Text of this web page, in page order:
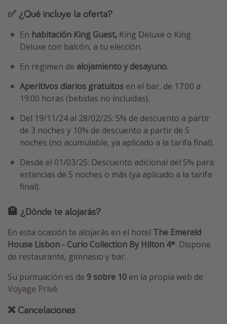
✅ ¿Qué incluye la oferta?
En habitación King Guest, King Deluxe o King
Deluxe con balcón, a tu elección.
En régimen de alojamiento y desayuno.
Aperitivos diarios gratuitos en el bar, de 17:00 a
19:00 horas (bebidas no incluidas).
Del 19/11/24 al 28/02/25: 5% de descuento a partir
de 3 noches y 10% de descuento a partir de 5
noches (no acumulable, ya aplicado a la tarifa final).
Desde el 01/03/25: Descuento adicional del 5% para
estancias de 5 noches o más (ya aplicado a la tarifa
final).
🏨 ¿Dónde te alojarás?
En esta ocasión te alojarás en el hotel The Emerald
House Lisbon - Curio Collection By Hilton 4*. Dispone
de restaurante, gimnasio y bar.
Su puntuación es de 9 sobre 10 en la propia web de
Voyage Privé.
❌ Cancelaciones